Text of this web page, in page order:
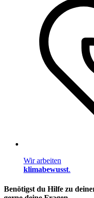
Wir arbeiten
klimabewusst.
Benötigst du Hilfe zu